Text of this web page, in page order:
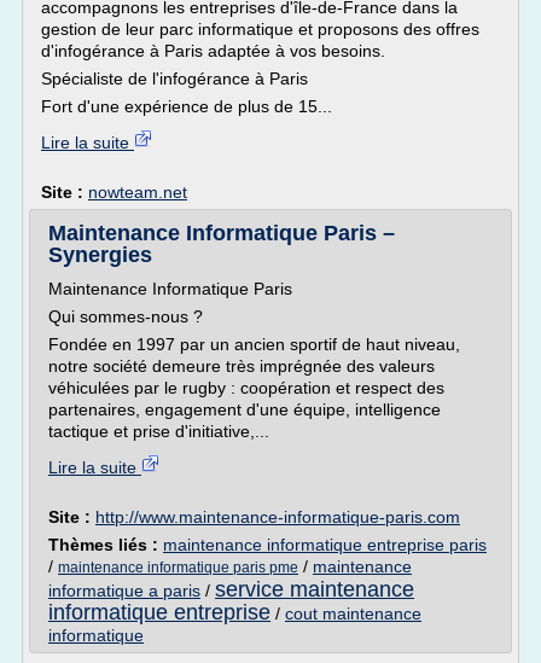
accompagnons les entreprises d'île-de-France dans la
gestion de leur parc informatique et proposons des offres
d'infogérance à Paris adaptée à vos besoins.
Spécialiste de l'infogérance à Paris
Fort d'une expérience de plus de 15...
Lire la suite
Site : nowteam.net
Maintenance Informatique Paris –
Synergies
Maintenance Informatique Paris
Qui sommes-nous ?
Fondée en 1997 par un ancien sportif de haut niveau,
notre société demeure très imprégnée des valeurs
véhiculées par le rugby : coopération et respect des
partenaires, engagement d'une équipe, intelligence
tactique et prise d'initiative,...
Lire la suite
Site : http://www.maintenance-informatique-paris.com
Thèmes liés : maintenance informatique entreprise paris
/ maintenance informatique paris pme / maintenance
informatique a paris / service maintenance
informatique entreprise / cout maintenance
informatique